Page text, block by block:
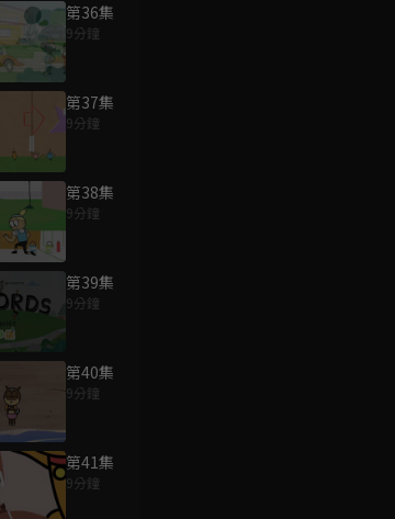
第36集
9分鐘
第37集
9分鐘
第38集
9分鐘
第39集
9分鐘
第40集
9分鐘
第41集
9分鐘